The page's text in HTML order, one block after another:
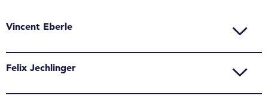
Vincent Eberle
Felix Jechlinger